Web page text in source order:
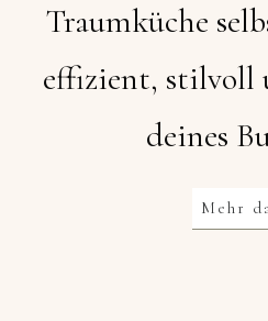
Traumküche
effizient, stilvoll
deines
Mehr